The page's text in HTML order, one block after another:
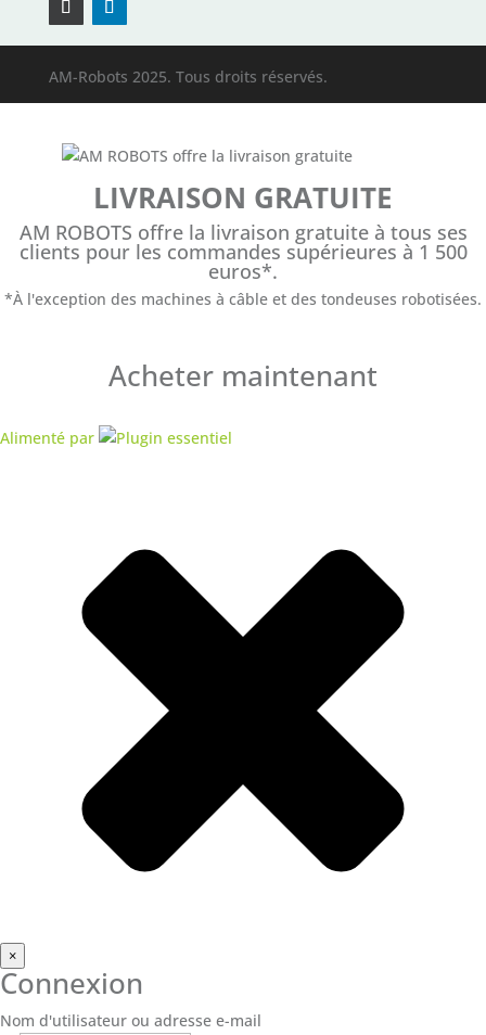
AM-Robots 2025. Tous droits réservés.
LIVRAISON GRATUITE
AM ROBOTS offre la livraison gratuite à tous ses
clients pour les commandes supérieures à 1 500
euros*.
*À l'exception des machines à câble et des tondeuses robotisées.
Acheter maintenant
Alimenté par
×
Connexion
Nom d'utilisateur ou adresse e-mail